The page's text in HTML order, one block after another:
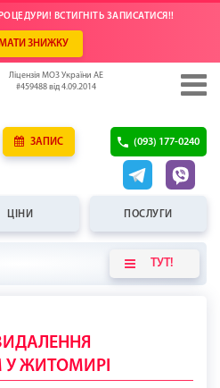
ВСТИГНІТЬ ЗАПИСАТИСЯ!!
ЗНИЖКУ
Ліцензія МОЗ України АЕ
#459488 від 4.09.2014
ЗАПИС (093) 177-0240
ЦІНИ ПОСЛУГИ
ТУТ!
У ЖИТОМИРІ